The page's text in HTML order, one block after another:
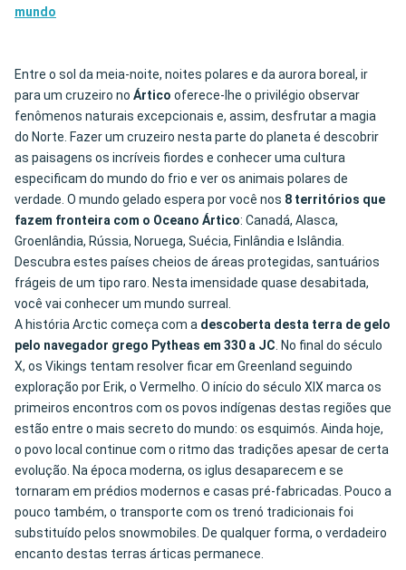
mundo
Entre o sol da meia-noite, noites polares e da aurora boreal, ir
para um cruzeiro no Ártico oferece-lhe o privilégio observar
fenômenos naturais excepcionais e, assim, desfrutar a magia
do Norte. Fazer um cruzeiro nesta parte do planeta é descobrir
as paisagens os incríveis fiordes e conhecer uma cultura
especificam do mundo do frio e ver os animais polares de
verdade. O mundo gelado espera por você nos 8 territórios que
fazem fronteira com o Oceano Ártico: Canadá, Alasca,
Groenlândia, Rússia, Noruega, Suécia, Finlândia e Islândia.
Descubra estes países cheios de áreas protegidas, santuários
frágeis de um tipo raro. Nesta imensidade quase desabitada,
você vai conhecer um mundo surreal.
A história Arctic começa com a descoberta desta terra de gelo
pelo navegador grego Pytheas em 330 a JC. No final do século
X, os Vikings tentam resolver ficar em Greenland seguindo
exploração por Erik, o Vermelho. O início do século XIX marca os
primeiros encontros com os povos indígenas destas regiões que
estão entre o mais secreto do mundo: os esquimós. Ainda hoje,
o povo local continue com o ritmo das tradições apesar de certa
evolução. Na época moderna, os iglus desaparecem e se
tornaram em prédios modernos e casas pré-fabricadas. Pouco a
pouco também, o transporte com os trenó tradicionais foi
substituído pelos snowmobiles. De qualquer forma, o verdadeiro
encanto destas terras árticas permanece.